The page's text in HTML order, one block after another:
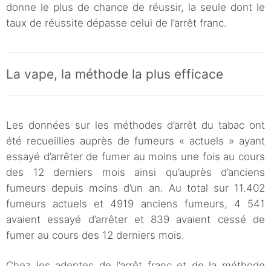
donne le plus de chance de réussir, la seule dont le
taux de réussite dépasse celui de l’arrêt franc.
La vape, la méthode la plus efficace
Les données sur les méthodes d’arrêt du tabac ont
été recueillies auprès de fumeurs « actuels » ayant
essayé d’arrêter de fumer au moins une fois au cours
des 12 derniers mois ainsi qu’auprès d’anciens
fumeurs depuis moins d’un an. Au total sur 11.402
fumeurs actuels et 4919 anciens fumeurs, 4 541
avaient essayé d’arrêter et 839 avaient cessé de
fumer au cours des 12 derniers mois.